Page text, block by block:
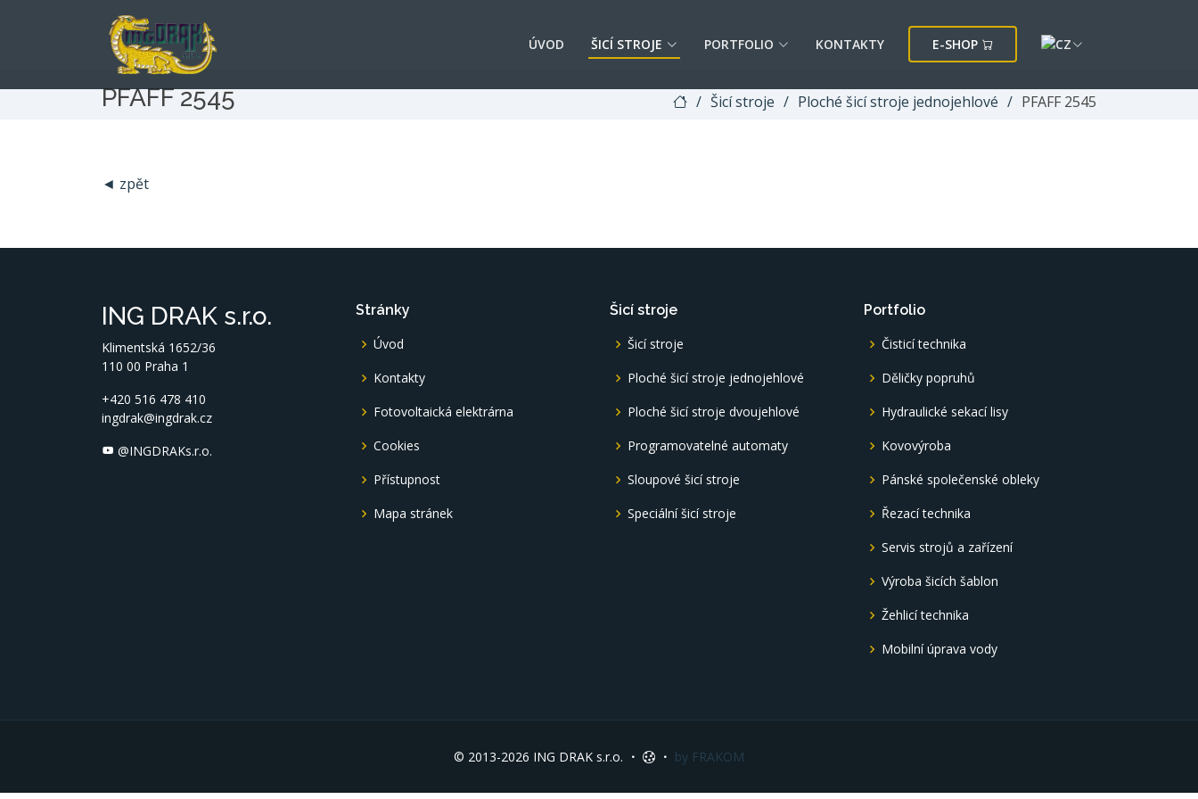
ÚVOD ŠICÍ STROJE PORTFOLIO KONTAKTY E-SHOP
PFAFF 2545 Šicí stroje Ploché šicí stroje jednojehlové PFAFF 2545
◄ zpět
ING DRAK s.r.o.
Klimentská 1652/36
110 00 Praha 1
+420 516 478 410
ingdrak@ingdrak.cz
@INGDRAKs.r.o.
Stránky
Úvod
Kontakty
Fotovoltaická elektrárna
Cookies
Přístupnost
Mapa stránek
Šicí stroje
Šicí stroje
Ploché šicí stroje jednojehlové
Ploché šicí stroje dvoujehlové
Programovatelné automaty
Sloupové šicí stroje
Speciální šicí stroje
Portfolio
Čisticí technika
Děličky popruhů
Hydraulické sekací lisy
Kovovýroba
Pánské společenské obleky
Řezací technika
Servis strojů a zařízení
Výroba šicích šablon
Žehlicí technika
Mobilní úprava vody
© 2013-2026 ING DRAK s.r.o. by FRAKOM